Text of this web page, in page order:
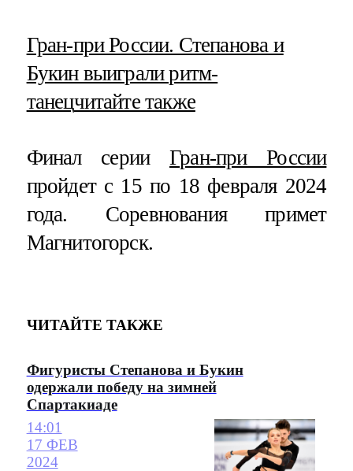
​Гран-при России. Степанова и
Букин выиграли ритм-
танецчитайте также
Финал серииГран-при России
пройдет с 15 по 18 февраля 2024
года. Соревнования примет
Магнитогорск.
ЧИТАЙТЕ ТАКЖЕ
Фигуристы Степанова и Букин
одержали победу на зимней
Спартакиаде
14:01
17 ФЕВ
2024